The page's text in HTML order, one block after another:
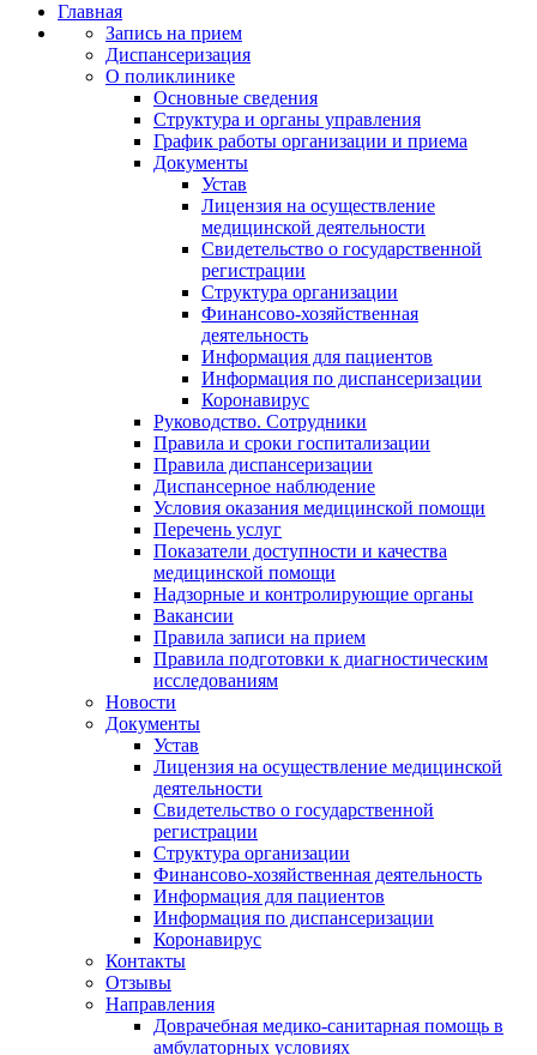
Главная
Запись на прием
Диспансеризация
О поликлинике
Основные сведения
Структура и органы управления
График работы организации и приема
Документы
Устав
Лицензия на осуществление
медицинской деятельности
Свидетельство о государственной
регистрации
Структура организации
Финансово-хозяйственная
деятельность
Информация для пациентов
Информация по диспансеризации
Коронавирус
Руководство. Сотрудники
Правила и сроки госпитализации
Правила диспансеризации
Диспансерное наблюдение
Условия оказания медицинской помощи
Перечень услуг
Показатели доступности и качества
медицинской помощи
Надзорные и контролирующие органы
Вакансии
Правила записи на прием
Правила подготовки к диагностическим
исследованиям
Новости
Документы
Устав
Лицензия на осуществление медицинской
деятельности
Свидетельство о государственной
регистрации
Структура организации
Финансово-хозяйственная деятельность
Информация для пациентов
Информация по диспансеризации
Коронавирус
Контакты
Отзывы
Направления
Доврачебная медико-санитарная помощь в
амбулаторных условиях